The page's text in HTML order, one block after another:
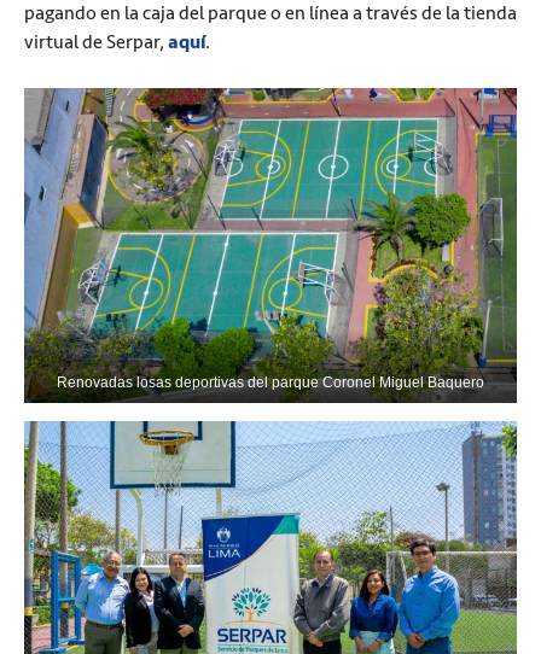
pagando en la caja del parque o en línea a través de la tienda
virtual de Serpar, aquí.
Renovadas losas deportivas del parque Coronel Miguel Baquero